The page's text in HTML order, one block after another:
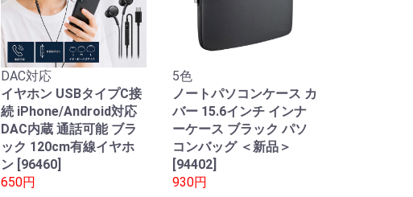
DAC対応
イヤホン USBタイプC接
続 iPhone/Android対応
DAC内蔵 通話可能 ブラ
ック 120cm有線イヤホ
ン [96460]
650円
5色
ノートパソコンケース カ
バー 15.6インチ インナ
ーケース ブラック パソ
コンバッグ ＜新品＞
[94402]
930円